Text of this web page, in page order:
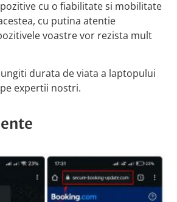
cu o fiabilitate si mobilitate
cu putina atentie
voastre vor rezista mult
durata de viata a laptopului
expertii nostri.